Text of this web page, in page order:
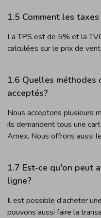
1.5 Comment les
La TPS est de 5% et la
calculées sur le prix de
1.6 Quelles méthodes
acceptés?
Nous acceptons plusieurs
ils demandent tous une
Amex. Nous offrons aussi
1.7 Est-ce qu'on peut
ligne?
Il est possible d’acheter
pouvons aussi faire la